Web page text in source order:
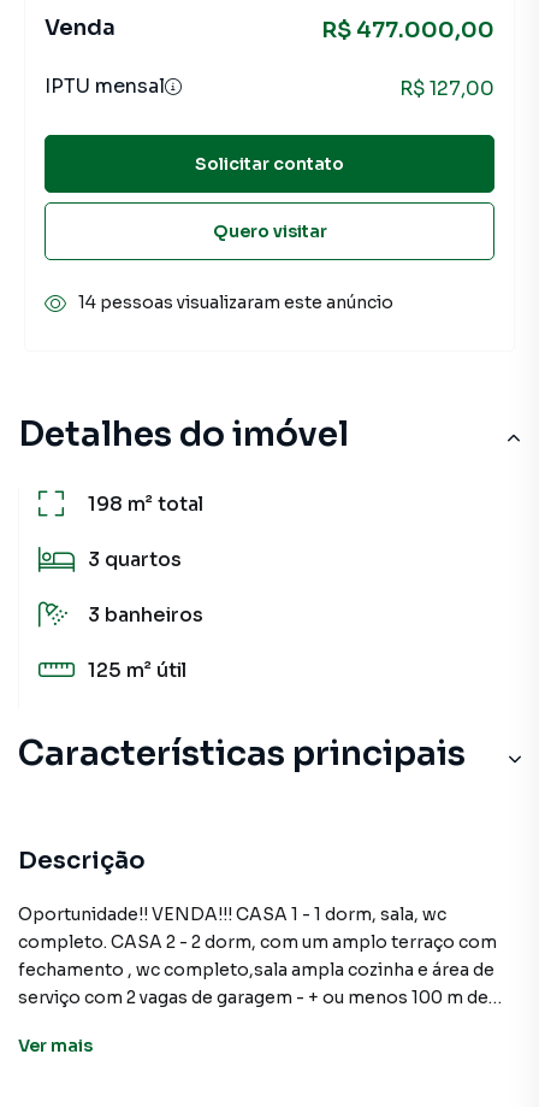
Detalhes do imóvel
198 m²total
3 quartos
3 banheiros
125 m² útil
Características principais
Descrição
Oportunidade!! VENDA!!! CASA 1 - 1 dorm, sala, wc
completo. CASA 2 - 2 dorm, com um amplo terraço com
fechamento , wc completo,sala ampla cozinha e área de
serviço com 2 vagas de garagem - + ou menos 100 m de
Ver mais
Venda R$ 477.000,00
IPTU mensal R$ 127,00
Solicitar contato
Quero visitar
14 pessoas visualizaram este anúncio